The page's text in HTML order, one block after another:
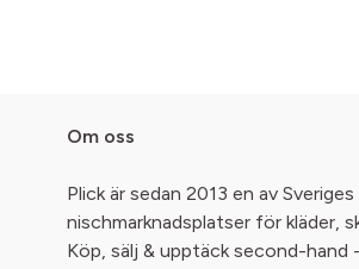
Om oss
Plick är sedan 2013 en av
nischmarknadsplatser för kläder,
Köp, sälj & upptäck second-hand